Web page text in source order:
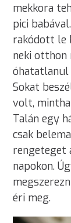
mekkora
pici
rakódott le
neki otthon
óhatatlanul
Sokat
volt,
Talán egy
csak
rengeteget
napokon.
éri meg.